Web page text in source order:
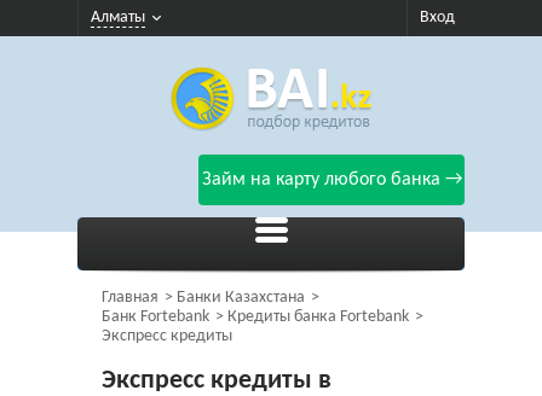
Алматы Вход
Займ на карту любого банка →
Главная
Банки Казахстана
Банк Fortebank
Кредиты банка Fortebank
Экспресс кредиты
Экспресс кредиты в